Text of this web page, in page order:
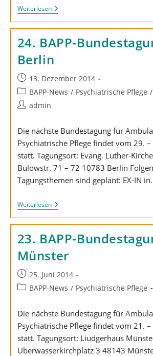
WeiterlesenProgramm
Für
Bundestagung
Stuttgart
Online!
24. BAPP-
Berlin
Beitrag
veröffentlicht:
13. Dezember 2014
Beitrags-
Kategorie:
BAPP-News / Psychiatrische Pflege /
Beitrags-
admin
Die nächste Bundestagung für
Psychiatrische Pflege findet vom 29.
statt. Tagungsort: Evang. Luther-
Bülowstr. 71 – 72 10783 Berlin
Tagungsthemen sind geplant: EX-IN
Weiterlesen24.
BAPP-
Bundestagung
Berlin
23. BAPP-
Münster
Beitrag
veröffentlicht:
25. Juni 2014
Beitrags-
BAPP-News / Psychiatrische Pflege
Die nächste Bundestagung für
Psychiatrische Pflege findet vom 21.
statt. Tagungsort: Liudgerhaus
Überwasserkirchplatz 3 48143